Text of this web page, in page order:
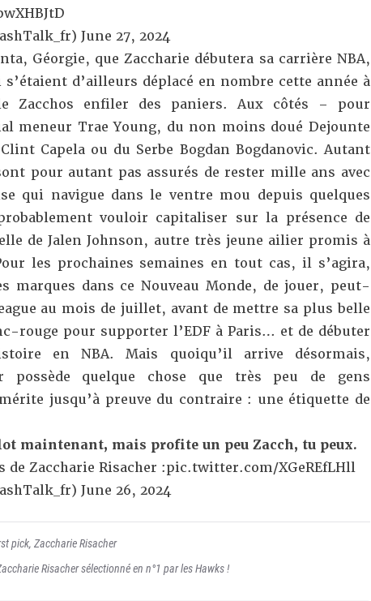
Risacher sélectionné en n°1 par les Hawks !
June 27, 2024
Géorgie, que Zaccharie débutera sa carrière NBA,
s’étaient d’ailleurs déplacé en nombre cette année à
Zacchos enfiler des paniers. Aux côtés – pour
meneur Trae Young, du non moins doué Dejounte
Capela ou du Serbe Bogdan Bogdanovic. Autant
pour autant pas assurés de rester mille ans avec
qui navigue dans le ventre mou depuis quelques
vouloir capitaliser sur la présence de
de Jalen Johnson, autre très jeune ailier promis à
les prochaines semaines en tout cas, il s’agira,
marques dans ce Nouveau Monde, de jouer, peut-
au mois de juillet, avant de mettre sa plus belle
rouge pour supporter l’EDF à Paris… et de débuter
en NBA. Mais quoiqu’il arrive désormais,
possède quelque chose que très peu de gens
jusqu’à preuve du contraire : une étiquette de
maintenant, mais profite un peu Zacch, tu peux.
Zaccharie Risacher :pic.twitter.com/XGeREfLHll
June 26, 2024
pick, Zaccharie Risacher